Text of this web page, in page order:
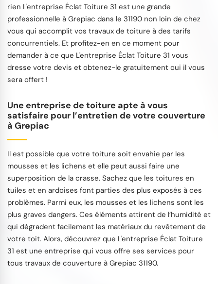
rien L'entreprise Éclat Toiture 31 est une grande
professionnelle à Grepiac dans le 31190 non loin de chez
vous qui accomplit vos travaux de toiture à des tarifs
concurrentiels. Et profitez-en en ce moment pour
demander à ce que L'entreprise Éclat Toiture 31 vous
dresse votre devis et obtenez-le gratuitement oui il vous
sera offert !
Une entreprise de toiture apte à vous
satisfaire pour l’entretien de votre couverture
à Grepiac
Il est possible que votre toiture soit envahie par les
mousses et les lichens et elle peut aussi faire une
superposition de la crasse. Sachez que les toitures en
tuiles et en ardoises font parties des plus exposés à ces
problèmes. Parmi eux, les mousses et les lichens sont les
plus graves dangers. Ces éléments attirent de l’humidité et
qui dégradent facilement les matériaux du revêtement de
votre toit. Alors, découvrez que L'entreprise Éclat Toiture
31 est une entreprise qui vous offre ses services pour
tous travaux de couverture à Grepiac 31190.